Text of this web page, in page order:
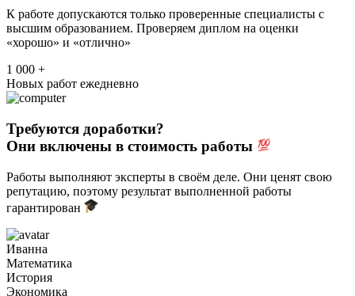
К работе допускаются только проверенные специалисты с
высшим образованием. Проверяем диплом на оценки
«хорошо» и «отлично»
1 000 +
Новых работ ежедневно
Требуются доработки?
Они включены в стоимость работы
Работы выполняют эксперты в своём деле. Они ценят свою
репутацию, поэтому результат выполненной работы
гарантирован
Иванна
Математика
История
Экономика